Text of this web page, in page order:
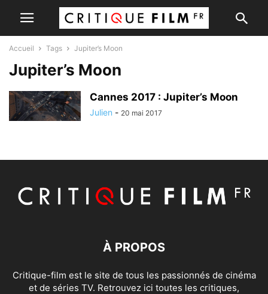
Accueil Tags Jupiter’s Moon
Jupiter’s Moon
Cannes 2017 : Jupiter’s Moon
Julien - 20 mai 2017
À PROPOS
Critique-film est le site de tous les passionnés de cinéma
et de séries TV. Retrouvez ici toutes les critiques,